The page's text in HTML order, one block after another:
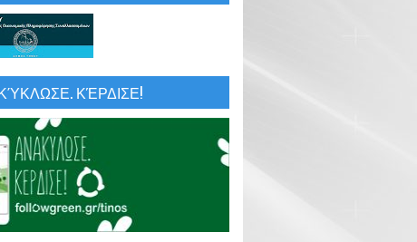
ΚΈΡΔΙΣΕ!